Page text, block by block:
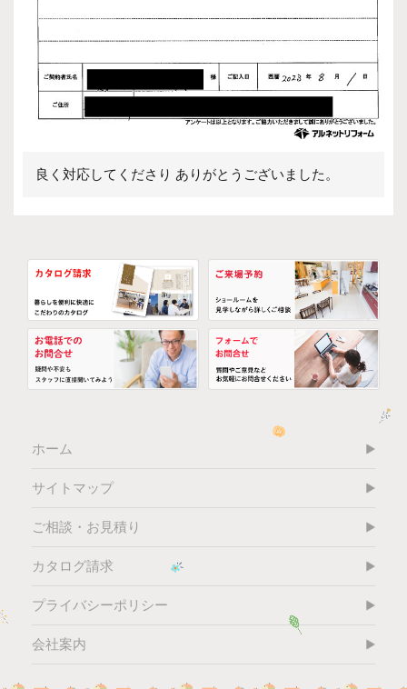
良く対応してくださり ありがとうございました。
ホーム
サイトマップ
ご相談・お見積り
カタログ請求
プライバシーポリシー
会社案内